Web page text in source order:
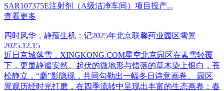
SAR107375E注射剂（A级洁净车间）项目投产...
查看更多
四时风华，静蕴生机：记2025年北京联馨药业园区雪景
2025.12.15
近日京城落雪，XINGKONG.COM星空北京园区在素雪轻覆
下，更显静谧安然。起伏的微地形与错落的草木染上银白，苍
松静立，“麝”影隐现，共同勾勒出一幅冬日诗意画卷。 园区
景观历经时光打磨，在四季流转中呈现出丰富的生态画卷：春